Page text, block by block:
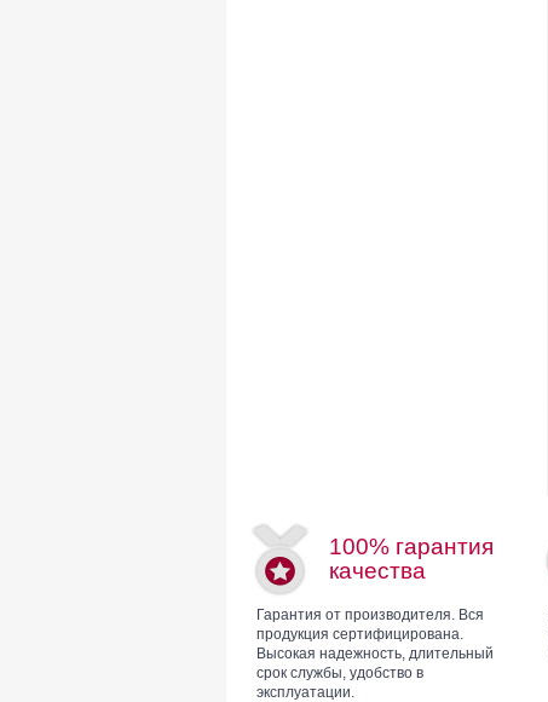
100% гарантия
качества
Гарантия от производителя. Вся
продукция сертифицирована.
Высокая надежность, длительный
срок службы, удобство в
эксплуатации.